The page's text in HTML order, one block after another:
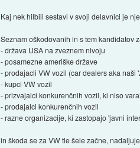
Kaj nek hilbili sestavi v svoji delavnici je
Seznam oškodovanih in s tem kandidatov
- država USA na zveznem nivoju
- posamezne ameriške države
- prodajacli VW vozil (car dealers aka naši
- kupci VW vozil
- prizvajalci konkurenčnih vozil, ki niso
- prodajalci konkurenčnih vozil
- razne organizacije, ki zastopajo 'javni
in škoda se za VW tle šele začne,